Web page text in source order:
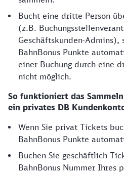
Bucht eine dritte Person
(z.B.
Geschäftskunden-Admins),
BahnBonus Punkte
einer Buchung durch eine
nicht möglich.
So funktioniert das
ein privates DB
Wenn Sie privat Tickets
BahnBonus Punkte
Buchen Sie geschäftlich
BahnBonus Nummer Ihres